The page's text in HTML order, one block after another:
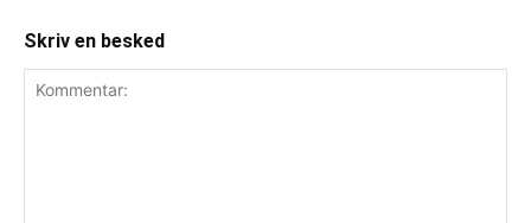
Skriv en besked